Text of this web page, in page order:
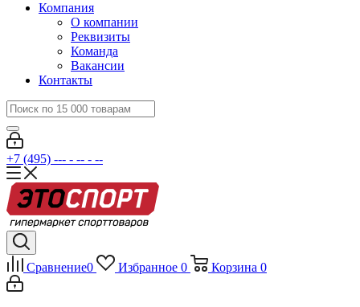
Компания
О компании
Реквизиты
Команда
Вакансии
Контакты
+7 (495) --- - -- - --
Сравнение0 Избранное 0 Корзина 0